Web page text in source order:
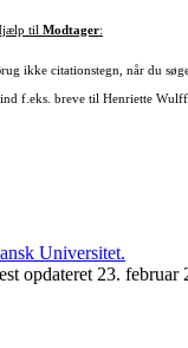
til Modtager:
ikke citationstegn, når du
f.eks. breve til Henriette Wulff
opdateret 23. februar